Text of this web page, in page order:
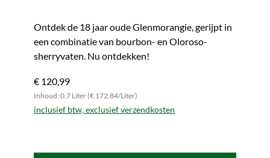
Ontdek de 18 jaar oude Glenmorangie, gerijpt in
een combinatie van bourbon- en Oloroso-
sherryvaten. Nu ontdekken!
€ 120,99
Inhoud: 0.7 Liter (€ 172,84/Liter)
inclusief btw, exclusief verzendkosten